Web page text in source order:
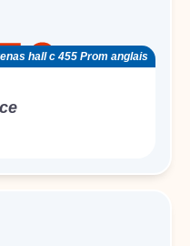
hall c 455 Prom anglais